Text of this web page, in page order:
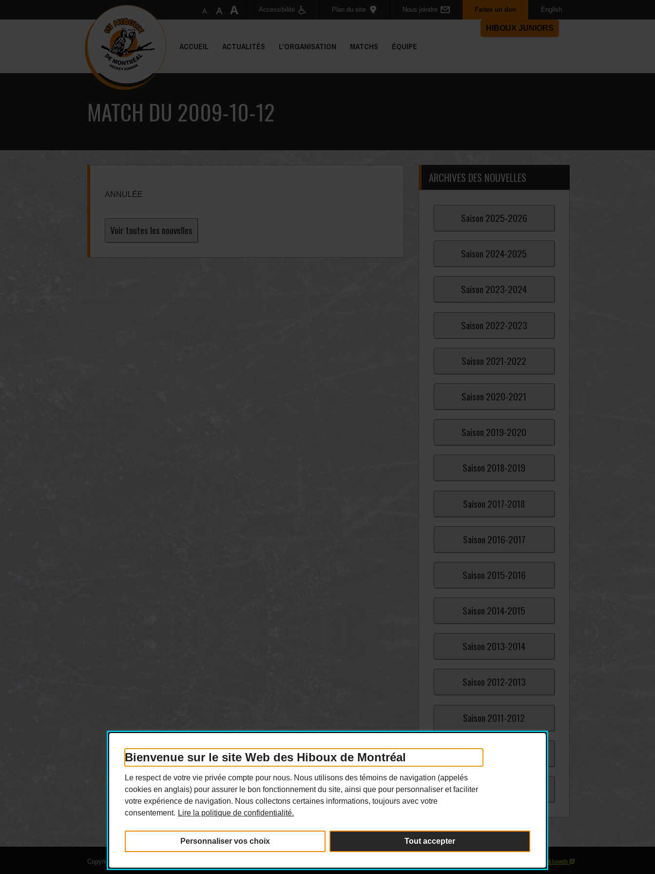
Bienvenue sur le site Web des Hiboux de Montréal
Le respect de votre vie privée compte pour nous. Nous utilisons des témoins de navigation (appelés
cookies en anglais) pour assurer le bon fonctionnement du site, ainsi que pour personnaliser et faciliter
votre expérience de navigation. Nous collectons certaines informations, toujours avec votre
consentement. Lire la politique de confidentialité.
Personnaliser vos choix Tout accepter
Accessibilité Plan du site Nous joindre Faites un don English
ACCUEIL ACTUALITÉS L’ORGANISATION MATCHS ÉQUIPE
HIBOUX JUNIORS
MATCH DU 2009-10-12
ANNULÉE
Voir toutes les nouvelles
ARCHIVES DES NOUVELLES
Saison 2025-2026
Saison 2024-2025
Saison 2023-2024
Saison 2022-2023
Saison 2021-2022
Saison 2020-2021
Saison 2019-2020
Saison 2018-2019
Saison 2017-2018
Saison 2016-2017
Saison 2015-2016
Saison 2014-2015
Saison 2013-2014
Saison 2012-2013
Saison 2011-2012
Saison
Saison
Copyright © 2026 Hiboux de Montréal. Tous droits réservés. Ekloweb